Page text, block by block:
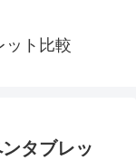
ット比較
タブレッ